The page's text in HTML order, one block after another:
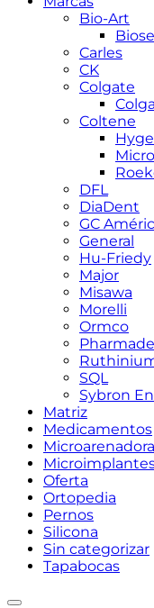
Bio-Art
Carles
CK
Colgate
Coltene
DFL
DiaDent
GC
General
Hu-Friedy
Major
Misawa
Morelli
Ormco
SQL
Sybron
Matriz
Medicamentos
Microarenadora
Oferta
Ortopedia
Pernos
Silicona
Sin categorizar
Tapabocas